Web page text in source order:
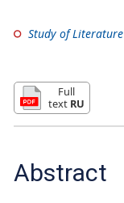
Study of Literature
Full
text RU
Abstract